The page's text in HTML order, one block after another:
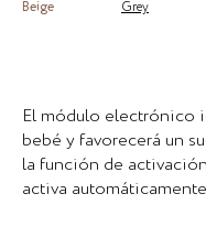
Beige
Grey
El módulo electrónico
bebé y favorecerá un
la función de
activa